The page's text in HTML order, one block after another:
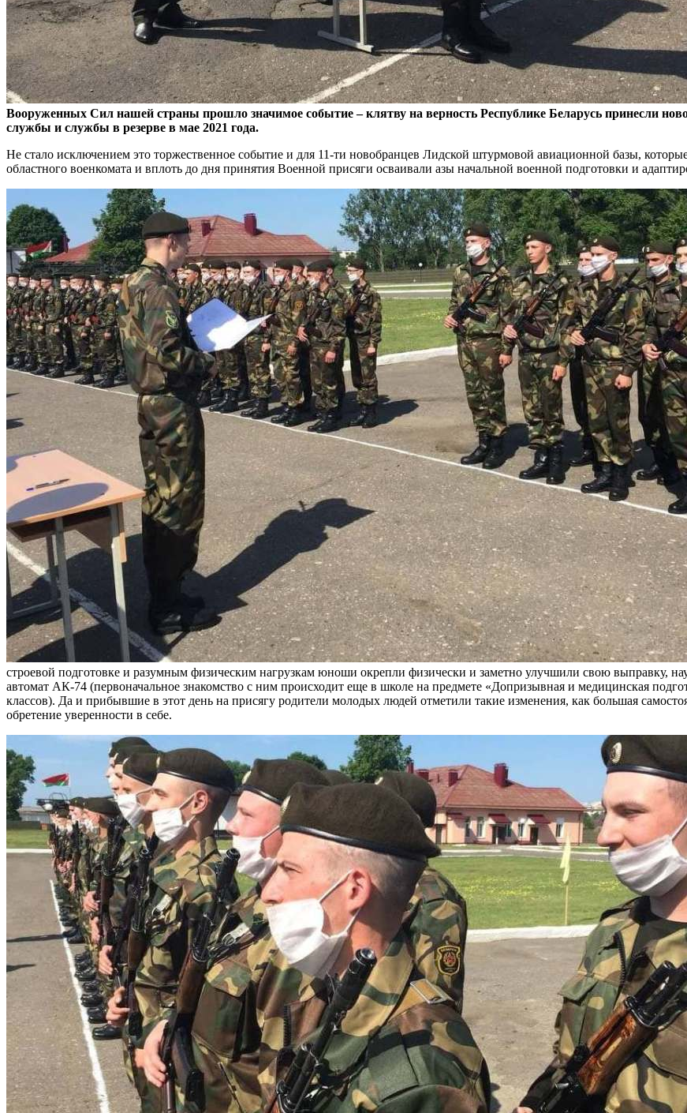
Вооруженных Сил нашей страны прошло значимое событие – клятву на верность Республике Беларусь принесли
службы и службы в резерве в мае 2021 года.
Не стало исключением это торжественное событие и для 11-ти новобранцев Лидской штурмовой авиационной базы,
областного военкомата и вплоть до дня принятия Военной присяги осваивали азы начальной военной подготовки и
строевой подготовке и разумным физическим нагрузкам юноши окрепли физически и заметно улучшили свою выправку,
автомат АК-74 (первоначальное знакомство с ним происходит еще в школе на предмете «Допризывная и медицинская
классов). Да и прибывшие в этот день на присягу родители молодых людей отметили такие изменения, как большая
обретение уверенности в себе.